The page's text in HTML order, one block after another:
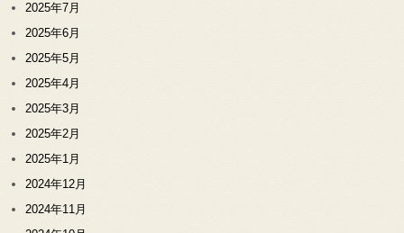
2025年7月
2025年6月
2025年5月
2025年4月
2025年3月
2025年2月
2025年1月
2024年12月
2024年11月